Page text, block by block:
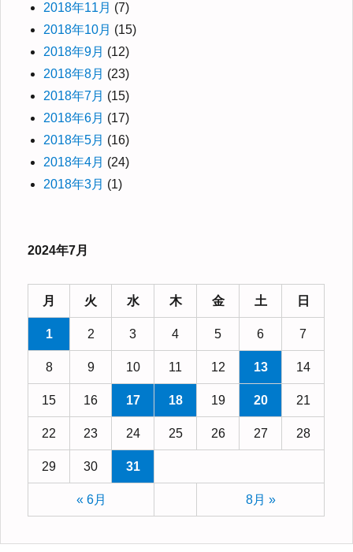
2018年11月 (7)
2018年10月 (15)
2018年9月 (12)
2018年8月 (23)
2018年7月 (15)
2018年6月 (17)
2018年5月 (16)
2018年4月 (24)
2018年3月 (1)
2024年7月
月 火 水 木 金 土 日
« 6月 8月 »
1 2 3 4 5 6 7
8 9 10 11 12 13 14
15 16 17 18 19 20 21
22 23 24 25 26 27 28
29 30 31